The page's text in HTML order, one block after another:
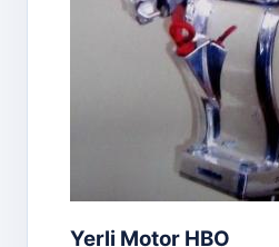
Yerli Motor HBO